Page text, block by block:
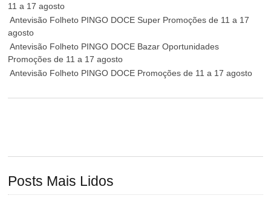
11 a 17 agosto
Antevisão Folheto PINGO DOCE Super Promoções de 11 a 17
agosto
Antevisão Folheto PINGO DOCE Bazar Oportunidades
Promoções de 11 a 17 agosto
Antevisão Folheto PINGO DOCE Promoções de 11 a 17 agosto
Posts Mais Lidos